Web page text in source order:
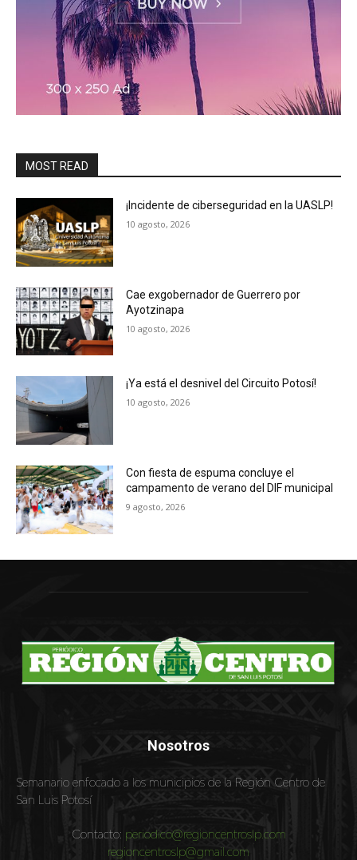
MOST READ
¡Incidente de ciberseguridad en la UASLP!
10 agosto, 2026
Cae exgobernador de Guerrero por
Ayotzinapa
10 agosto, 2026
¡Ya está el desnivel del Circuito Potosí!
10 agosto, 2026
Con fiesta de espuma concluye el
campamento de verano del DIF municipal
9 agosto, 2026
Nosotros
Semanario enfocado a los municipios de la Región Centro de
San Luis Potosí
Contacto: periodico@regioncentroslp.com
regioncentroslp@gmail.com